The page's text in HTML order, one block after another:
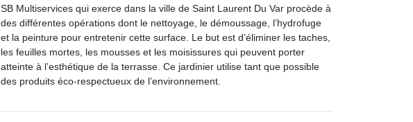
SB Multiservices qui exerce dans la ville de Saint Laurent Du Var procède à
des différentes opérations dont le nettoyage, le démoussage, l’hydrofuge
et la peinture pour entretenir cette surface. Le but est d’éliminer les taches,
les feuilles mortes, les mousses et les moisissures qui peuvent porter
atteinte à l’esthétique de la terrasse. Ce jardinier utilise tant que possible
des produits éco-respectueux de l’environnement.